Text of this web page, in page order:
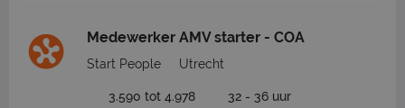
Medewerker AMV starter - COA
Start People Utrecht
3.590 tot 4.978 32 - 36 uur